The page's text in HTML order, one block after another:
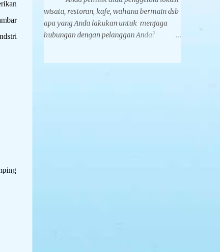
membuat bantal leher, yakni Yelvo dan
Velboa. Yelvo lebih halus dan nyaman
digunakan. Bantal leher koleksi Tegarcrafts
memiliki dua metode pencetakan logo yaitu
kelebihannya logo dan desain Anda lebih...
wisata, restoran, kafe, wahana bermain dsb
apa yang Anda lakukan untuk menjaga
hubungan dengan pelanggan Anda?